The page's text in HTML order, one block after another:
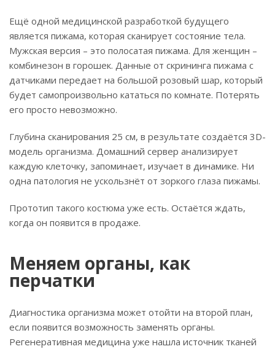
Ещё одной медицинской разработкой будущего
является пижама, которая сканирует состояние тела.
Мужская версия – это полосатая пижама. Для женщин –
комбинезон в горошек. Данные от скрининга пижама с
датчиками передает на большой розовый шар, который
будет самопроизвольно кататься по комнате. Потерять
его просто невозможно.
Глубина сканирования 25 см, в результате создаётся 3D-
модель организма. Домашний сервер анализирует
каждую клеточку, запоминает, изучает в динамике. Ни
одна патология не ускользнёт от зоркого глаза пижамы.
Прототип такого костюма уже есть. Остаётся ждать,
когда он появится в продаже.
Меняем органы, как
перчатки
Диагностика организма может отойти на второй план,
если появится возможность заменять органы.
Регенеративная медицина уже нашла источник тканей